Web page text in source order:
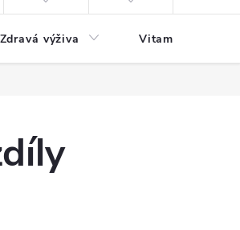
Zdravá výživa Vitamíny a